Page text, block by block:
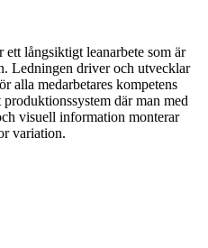
långsiktigt leanarbete som är
Ledningen driver och utvecklar
alla medarbetares kompetens
där man med
visuell information monterar
variation.